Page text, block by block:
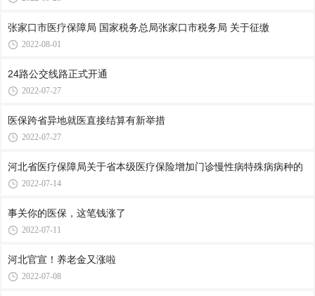
张家口市医疗保障局 国家税务总局张家口市税务局 关于征缴
2022-08-01
24路公交线路正式开通
2022-07-27
医保跨省异地就医直接结算有新举措
2022-07-27
河北省医疗保障局关于省本级医疗保险增加门诊慢性病特殊病病种的
2022-07-14
事关你的医保，这笔钱涨了
2022-07-11
河北官宣！养老金又涨啦
2022-07-08